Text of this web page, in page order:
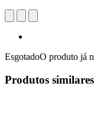
EsgotadoO produto já
Produtos similares